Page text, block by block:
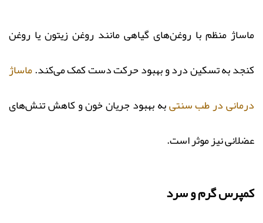
ماساژ منظم با روغن‌های گیاهی مانند روغن زیتون یا روغن
کنجد به تسکین درد و بهبود حرکت دست کمک می‌کند.ماساژ
درمانی در طب سنتیبه بهبود جریان خون و کاهش تنش‌های
عضلانی نیز موثر است.
کمپرس گرم و سرد